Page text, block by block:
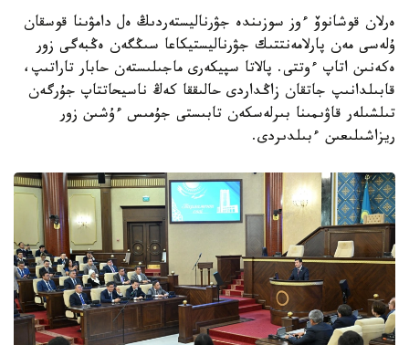
ەرلان قوشانوۆ ءوز سوزىندە جۋرناليستەردىڭ ەل دامۋىنا قوسقان
ۇلەسى مەن پارلامەنتتىك جۋرناليستيكاعا سىڭگەن ەڭبەگى زور
ەكەنىن اتاپ ءوتتى. پالاتا سپيكەرى ماجىلىستەن حابار تاراتىپ،
قابىلدانىپ جاتقان زاڭداردى حالىققا كەڭ ناسيحاتتاپ جۇرگەن
تىلشىلەر قاۋىمىنا بىرلەسكەن تابىستى جۇمىس ءۇشىن زور
ريزاشىلىعىن ءبىلدىردى.